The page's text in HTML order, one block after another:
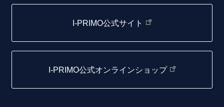
函館店
取扱店)エヴァンスブライダル 旭川本店
仙台店
青森店
I-PRIMO公式サイト
I-PRIMO公式オンラインショップ